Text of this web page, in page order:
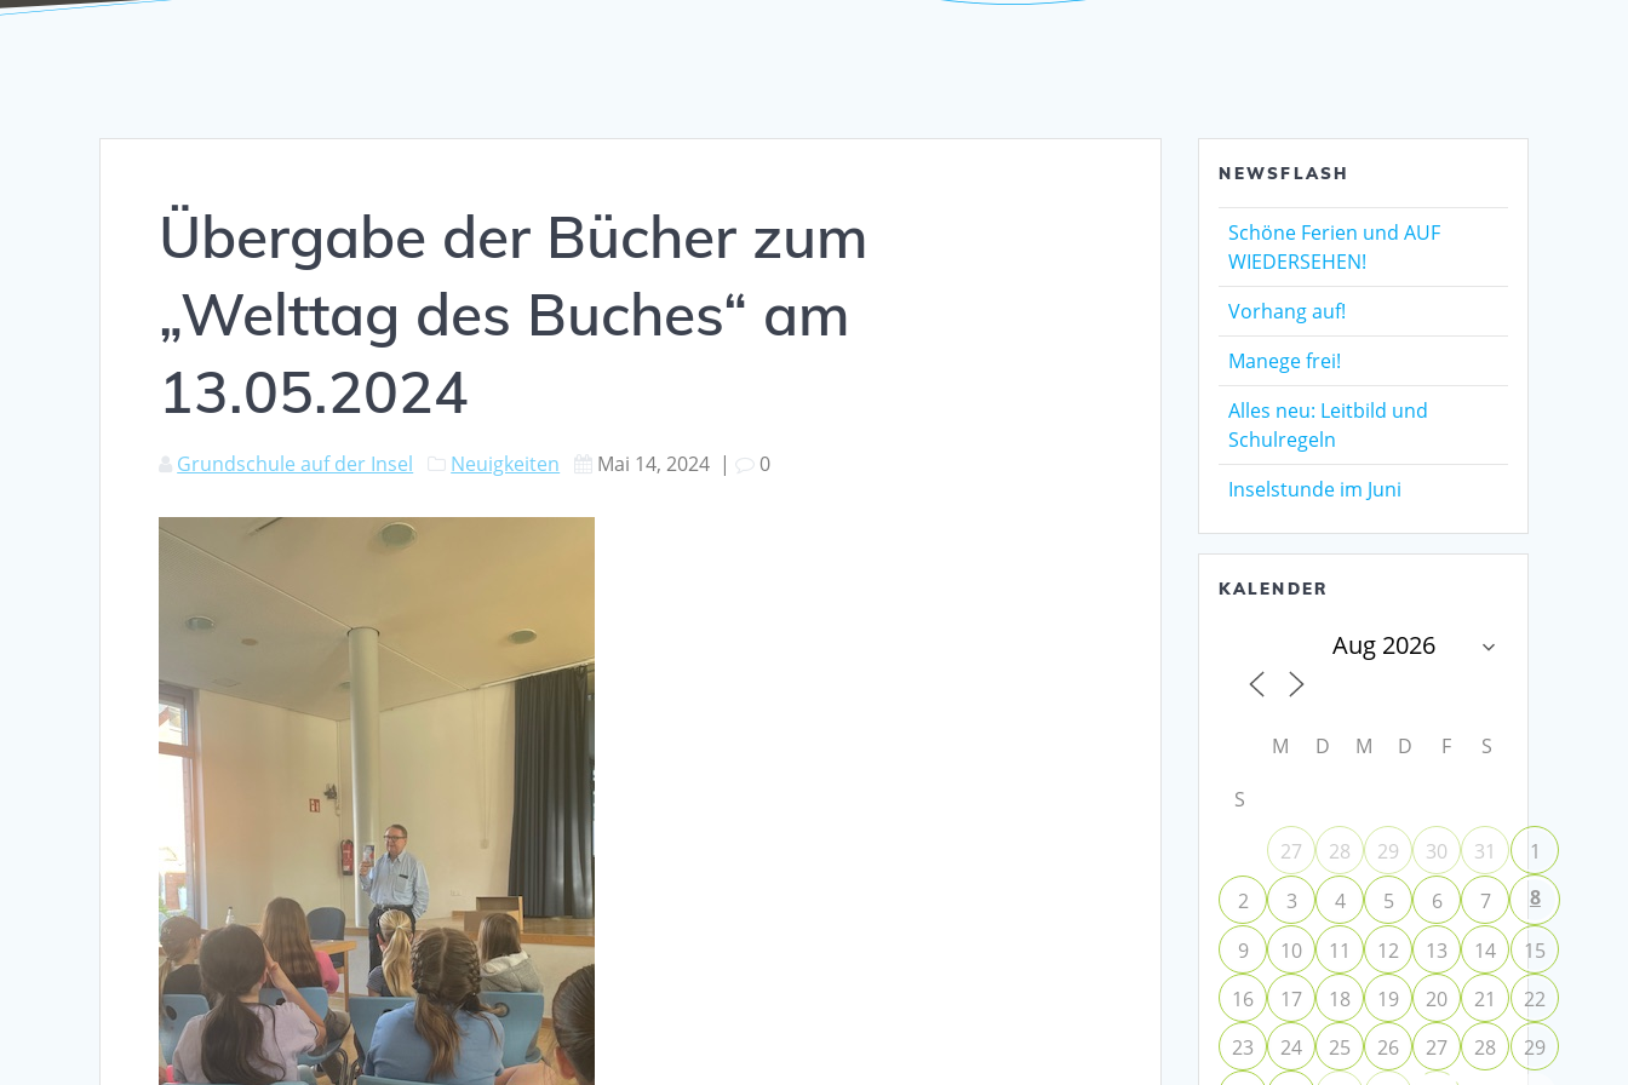
Übergabe der Bücher zum
„Welttag des Buches“ am
13.05.2024
Grundschule auf der Insel Neuigkeiten Mai 14, 2024 | 0
NEWSFLASH
Schöne Ferien und AUF
WIEDERSEHEN!
Vorhang auf!
Manege frei!
Alles neu: Leitbild und
Schulregeln
Inselstunde im Juni
KALENDER
M D M D F
S
S
27
28 29 30 31
1
2
3 4 5 6 7
8
9
10 11 12 13 14
15
16
17 18 19 20 21
22
23
24 25 26 27 28
29